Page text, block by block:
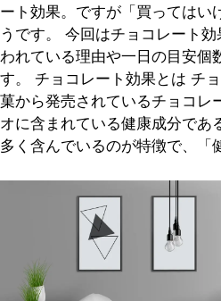
ート効果。ですが「買ってはい
うです。 今回はチョコレート
われている理由や一日の目安個
す。 チョコレート効果とは チ
菓から発売されているチョコレ
オに含まれている健康成分であ
多く含んでいるのが特徴で、「